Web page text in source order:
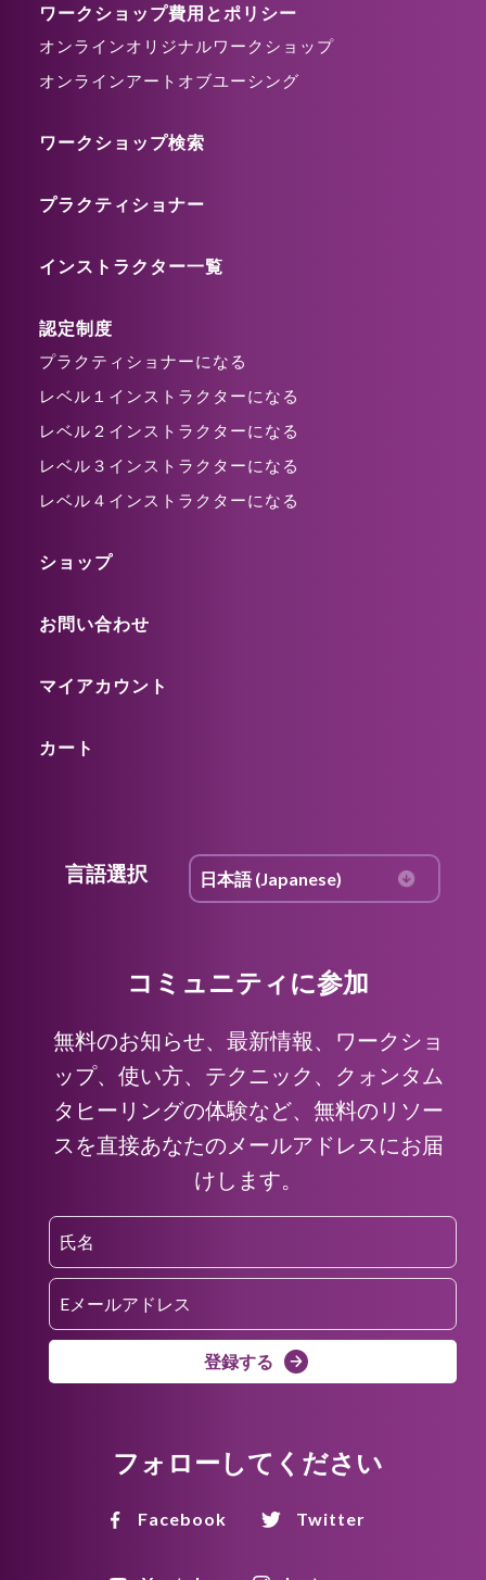
ワークショップ費用とポリシー
オンラインオリジナルワークショップ
オンラインアートオブユーシング
ワークショップ検索
プラクティショナー
インストラクター一覧
認定制度
プラクティショナーになる
レベル１インストラクターになる
レベル２インストラクターになる
レベル３インストラクターになる
レベル４インストラクターになる
ショップ
お問い合わせ
マイアカウント
カート
言語選択
コミュニティに参加
無料のお知らせ、最新情報、ワークショ
ップ、使い方、テクニック、クォンタム
タヒーリングの体験など、無料のリソー
スを直接あなたのメールアドレスにお届
けします。
登録する
フォローしてください
Facebook Twitter